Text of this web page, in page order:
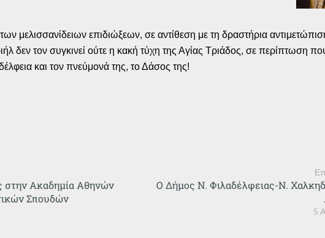
μελισσανίδειων επιδιώξεων, σε αντίθεση με τη δραστήρια
δεν τον συγκινεί ούτε η κακή τύχη της Αγίας Τριάδος, σε περίπτωση
και τον πνεύμονά της, το Δάσος της!
στην Ακαδημία Αθηνών
Σπουδών
5
Ο Δήμος Ν. Φιλαδέλφειας-Ν.